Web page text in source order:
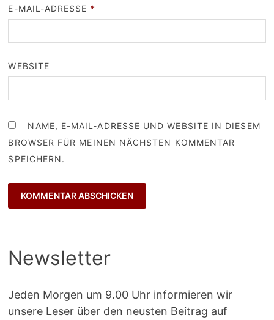
E-MAIL-ADRESSE *
WEBSITE
NAME, E-MAIL-ADRESSE UND WEBSITE IN DIESEM
BROWSER FÜR MEINEN NÄCHSTEN KOMMENTAR
SPEICHERN.
Newsletter
Jeden Morgen um 9.00 Uhr informieren wir
unsere Leser über den neusten Beitrag auf